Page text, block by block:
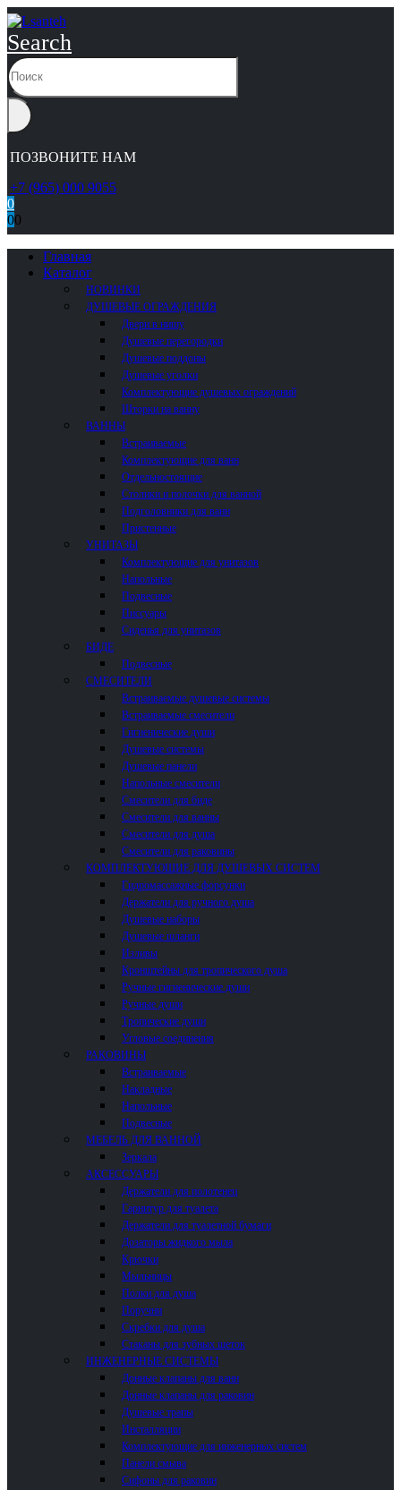
Search
ПОЗВОНИТЕ НАМ
+7 (965) 000 9055
0
00
Главная
Каталог
НОВИНКИ
ДУШЕВЫЕ ОГРАЖДЕНИЯ
Двери в нишу
Душевые перегородки
Душевые поддоны
Душевые уголки
Комплектующие душевых ограждений
Шторки на ванну
ВАННЫ
Встраиваемые
Комплектующие для ванн
Отдельностоящие
Столики и полочки для ванной
Подголовники для ванн
Пристенные
УНИТАЗЫ
Комплектующие для унитазов
Напольные
Подвесные
Писсуары
Сиденья для унитазов
БИДЕ
Подвесные
СМЕСИТЕЛИ
Встраиваемые душевые системы
Встраиваемые смесители
Гигиенические души
Душевые системы
Душевые панели
Напольные смесители
Смесители для биде
Смесители для ванны
Смесители для душа
Смесители для раковины
КОМПЛЕКТУЮЩИЕ ДЛЯ ДУШЕВЫХ СИСТЕМ
Гидромассажные форсунки
Держатели для ручного душа
Душевые наборы
Душевые шланги
Изливы
Кронштейны для тропического душа
Ручные гигиенические души
Ручные души
Тропические души
Угловые соединения
РАКОВИНЫ
Встраиваемые
Накладные
Напольные
Подвесные
МЕБЕЛЬ ДЛЯ ВАННОЙ
Зеркала
АКСЕССУАРЫ
Держатели для полотенец
Гарнитур для туалета
Держатели для туалетной бумаги
Дозаторы жидкого мыла
Крючки
Мыльницы
Полки для душа
Поручни
Скребки для душа
Стаканы для зубных щеток
ИНЖЕНЕРНЫЕ СИСТЕМЫ
Донные клапаны для ванн
Донные клапаны для раковин
Душевые трапы
Инсталляции
Комплектующие для инженерных систем
Панели смыва
Сифоны для раковин